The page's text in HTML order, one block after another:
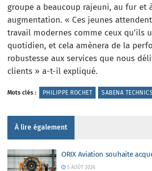
groupe a beaucoup rajeuni, au fur et
augmentation. « Ces jeunes
travail modernes comme ceux qu’ils
quotidien, et cela amènera de la
robustesse aux services que nous
clients » a-t-il expliqué.
Mots clés : PHILIPPE ROCHET SABENA TECHNICS
À lire également
ORIX Aviation souhaite
5 AOÛT 2026